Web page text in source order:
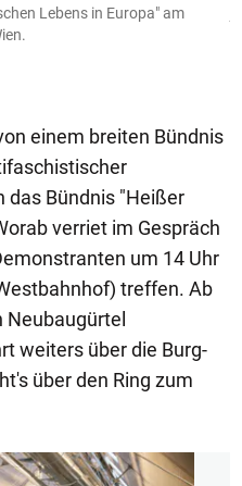
Lebens in Europa" am
einem breiten Bündnis
das Bündnis "Heißer
verriet im Gespräch
um 14 Uhr
treffen. Ab
Neubaugürtel
weiters über die Burg-
über den Ring zum